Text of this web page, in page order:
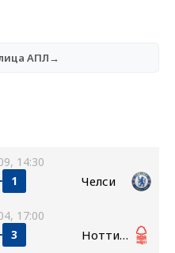
АПЛ→
14:30
1 Челси
17:00
3 Ноттингем Форест